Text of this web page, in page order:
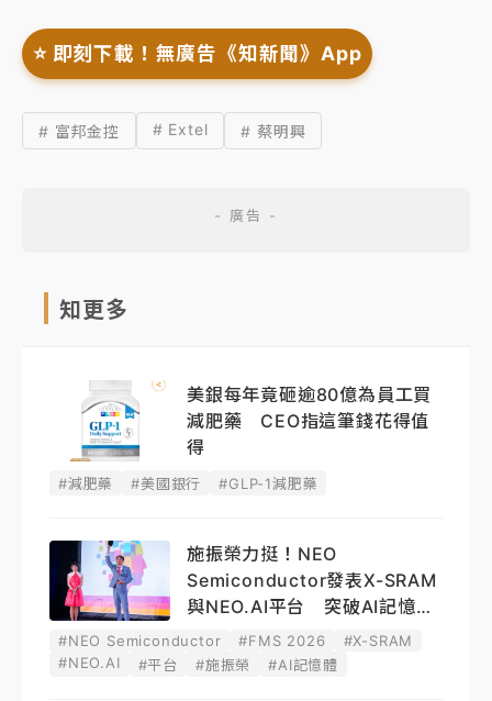
⭐️ 即刻下載！無廣告《知新聞》App
# 富邦金控 # Extel # 蔡明興
知更多
美銀每年竟砸逾80億為員工買
減肥藥 CEO指這筆錢花得值
得
#減肥藥 #美國銀行 #GLP-1減肥藥
施振榮力挺！NEO
Semiconductor發表X-SRAM
與NEO.AI平台 突破AI記憶體
瓶頸
#NEO Semiconductor #FMS 2026
#X-SRAM
#NEO.AI
#平台 #施振榮 #AI記憶體